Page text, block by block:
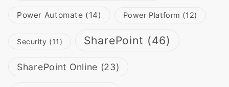
Power Automate (14) Power Platform (12)
Security (11) SharePoint (46)
SharePoint Online (23)